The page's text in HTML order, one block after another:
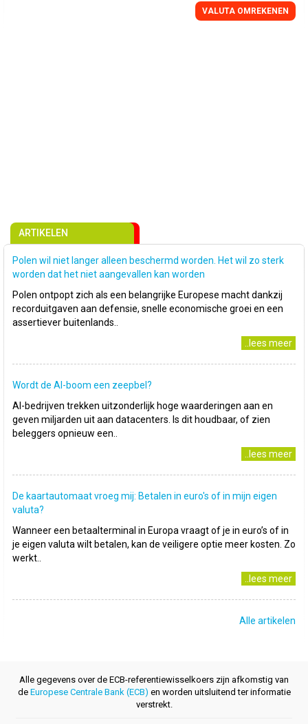
VALUTA OMREKENEN
ARTIKELEN
Polen wil niet langer alleen beschermd worden. Het wil zo sterk
worden dat het niet aangevallen kan worden
Polen ontpopt zich als een belangrijke Europese macht dankzij
recorduitgaven aan defensie, snelle economische groei en een
assertiever buitenlands..
..lees meer
Wordt de AI-boom een zeepbel?
AI-bedrijven trekken uitzonderlijk hoge waarderingen aan en
geven miljarden uit aan datacenters. Is dit houdbaar, of zien
beleggers opnieuw een..
..lees meer
De kaartautomaat vroeg mij: Betalen in euro's of in mijn eigen
valuta?
Wanneer een betaalterminal in Europa vraagt of je in euro’s of in
je eigen valuta wilt betalen, kan de veiligere optie meer kosten. Zo
werkt..
..lees meer
Alle artikelen
Alle gegevens over de ECB-referentiewisselkoers zijn afkomstig van
de Europese Centrale Bank (ECB) en worden uitsluitend ter informatie
verstrekt.